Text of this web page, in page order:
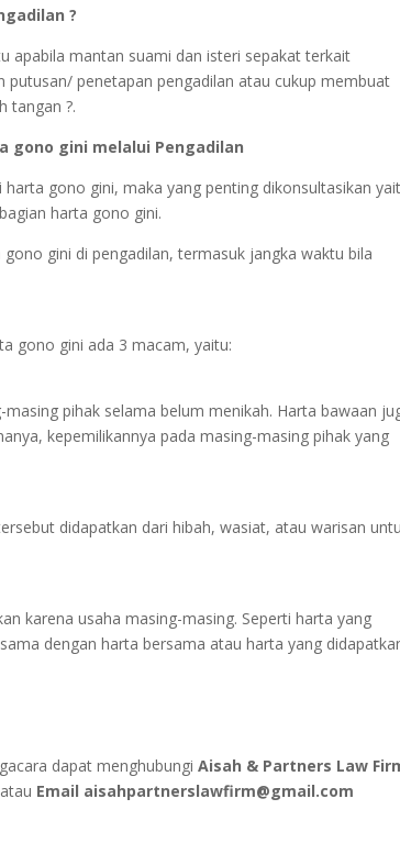
?
apabila mantan suami dan isteri sepakat terkait
penetapan pengadilan atau cukup membuat
tangan ?.
gono gini melalui Pengadilan
gono gini, maka yang penting dikonsultasikan
harta gono gini.
gini di pengadilan, termasuk jangka waktu bila
gono gini ada 3 macam, yaitu:
pihak selama belum menikah. Harta bawaan
kepemilikannya pada masing-masing pihak yang
didapatkan dari hibah, wasiat, atau warisan
karena usaha masing-masing. Seperti harta yang
dengan harta bersama atau harta yang
dapat menghubungiAisah & Partners Law
atau Email aisahpartnerslawfirm@gmail.com